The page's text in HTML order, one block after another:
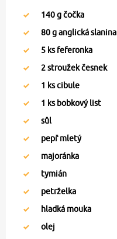
140g čočka
80g anglická slanina
5 ks feferonka
2stroužek česnek
1 ks cibule
1 ks bobkový list
sůl
pepř mletý
majoránka
tymián
petrželka
hladká mouka
olej